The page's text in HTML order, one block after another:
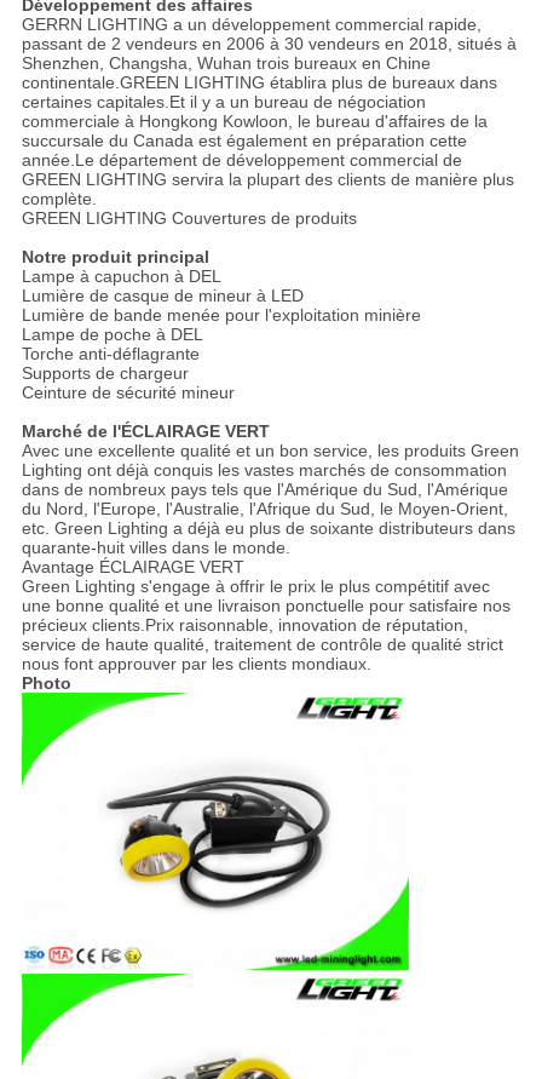
Développement des affaires
GERRN LIGHTING a un développement commercial rapide,
passant de 2 vendeurs en 2006 à 30 vendeurs en 2018, situés à
Shenzhen, Changsha, Wuhan trois bureaux en Chine
continentale.GREEN LIGHTING établira plus de bureaux dans
certaines capitales.Et il y a un bureau de négociation
commerciale à Hongkong Kowloon, le bureau d'affaires de la
succursale du Canada est également en préparation cette
année.Le département de développement commercial de
GREEN LIGHTING servira la plupart des clients de manière plus
complète.
GREEN LIGHTING Couvertures de produits
Notre produit principal
Lampe à capuchon à DEL
Lumière de casque de mineur à LED
Lumière de bande menée pour l'exploitation minière
Lampe de poche à DEL
Torche anti-déflagrante
Supports de chargeur
Ceinture de sécurité mineur
Marché de l'ÉCLAIRAGE VERT
Avec une excellente qualité et un bon service, les produits Green
Lighting ont déjà conquis les vastes marchés de consommation
dans de nombreux pays tels que l'Amérique du Sud, l'Amérique
du Nord, l'Europe, l'Australie, l'Afrique du Sud, le Moyen-Orient,
etc. Green Lighting a déjà eu plus de soixante distributeurs dans
quarante-huit villes dans le monde.
Avantage ÉCLAIRAGE VERT
Green Lighting s'engage à offrir le prix le plus compétitif avec
une bonne qualité et une livraison ponctuelle pour satisfaire nos
précieux clients.Prix ​​raisonnable, innovation de réputation,
service de haute qualité, traitement de contrôle de qualité strict
nous font approuver par les clients mondiaux.
Photo